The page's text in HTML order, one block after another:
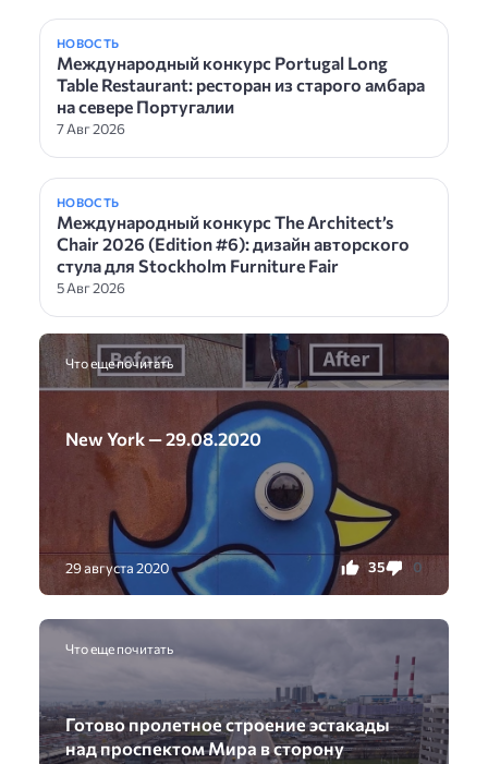
НОВОСТЬ
Международный конкурс Portugal Long
Table Restaurant: ресторан из старого амбара
на севере Португалии
7 Авг 2026
НОВОСТЬ
Международный конкурс The Architect’s
Chair 2026 (Edition #6): дизайн авторского
стула для Stockholm Furniture Fair
5 Авг 2026
Что еще почитать
New York — 29.08.2020
29 августа 2020 35 0
Что еще почитать
Готово пролетное строение эстакады
над проспектом Мира в сторону